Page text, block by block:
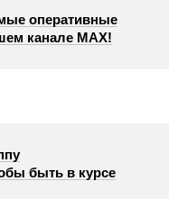
оперативные
канале МАХ!
быть в курсе